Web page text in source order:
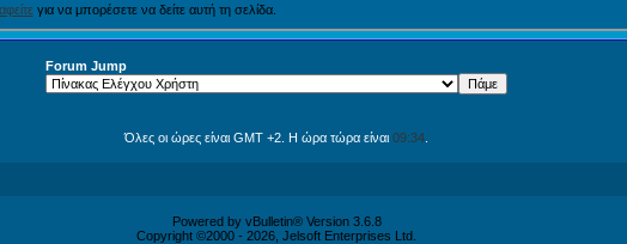
για να μπορέσετε να δείτε αυτή τη σελίδα.
Forum Jump
Όλες οι ώρες είναι GMT +2. Η ώρα τώρα είναι 09:34
Powered by vBulletin® Version 3.6.8
Copyright ©2000 - 2026, Jelsoft Enterprises Ltd.